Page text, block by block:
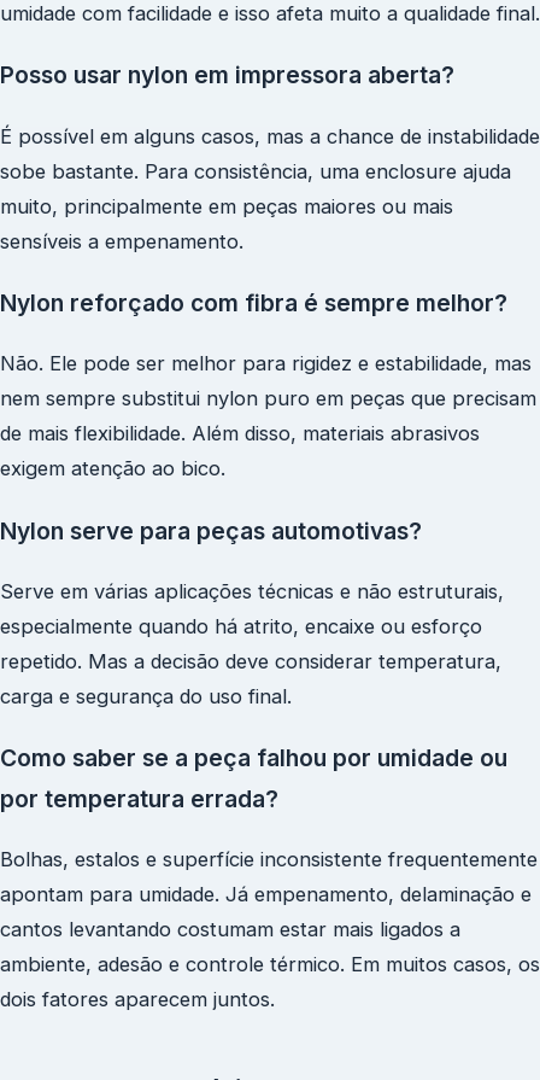
umidade com facilidade e isso afeta muito a qualidade final.
Posso usar nylon em impressora aberta?
É possível em alguns casos, mas a chance de instabilidade
sobe bastante. Para consistência, uma enclosure ajuda
muito, principalmente em peças maiores ou mais
sensíveis a empenamento.
Nylon reforçado com fibra é sempre melhor?
Não. Ele pode ser melhor para rigidez e estabilidade, mas
nem sempre substitui nylon puro em peças que precisam
de mais flexibilidade. Além disso, materiais abrasivos
exigem atenção ao bico.
Nylon serve para peças automotivas?
Serve em várias aplicações técnicas e não estruturais,
especialmente quando há atrito, encaixe ou esforço
repetido. Mas a decisão deve considerar temperatura,
carga e segurança do uso final.
Como saber se a peça falhou por umidade ou
por temperatura errada?
Bolhas, estalos e superfície inconsistente frequentemente
apontam para umidade. Já empenamento, delaminação e
cantos levantando costumam estar mais ligados a
ambiente, adesão e controle térmico. Em muitos casos, os
dois fatores aparecem juntos.